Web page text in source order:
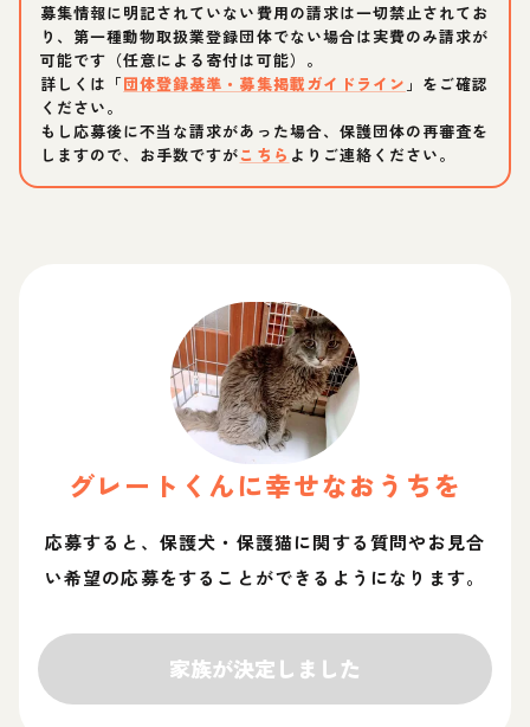
募集情報に明記されていない費用の請求は一切禁止されてお
り、第一種動物取扱業登録団体でない場合は実費のみ請求が
可能です（任意による寄付は可能）。
詳しくは「団体登録基準・募集掲載ガイドライン 」をご確認
ください。
もし応募後に不当な請求があった場合、保護団体の再審査を
しますので、お手数ですがこちら よりご連絡ください。
グレート くんに幸せなおうちを
応募すると、保護犬・保護猫に関する質問やお見合
い希望の応募をすることができるようになります。
家族が決定しました